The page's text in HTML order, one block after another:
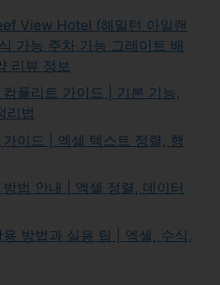
View Hotel (해밀턴 아일랜
가능 주차 가능 그레이트 배
리뷰 정보
플리트 가이드 | 기본 기능,
리법
이드 | 엑셀 텍스트 정렬, 행
법 안내 | 엑셀 정렬, 데이터
방법과 실용 팁 | 엑셀, 수식,